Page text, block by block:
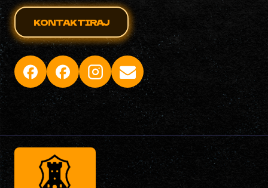
KONTAKTIRAJ